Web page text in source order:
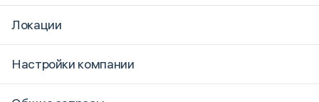
Локации
Настройки компании